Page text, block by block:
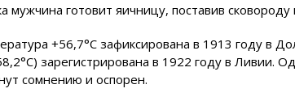
мужчина готовит яичницу, поставив
+56,7°С зафиксирована в 1913 году в
зарегистрирована в 1922 году в Ливии.
сомнению и оспорен.